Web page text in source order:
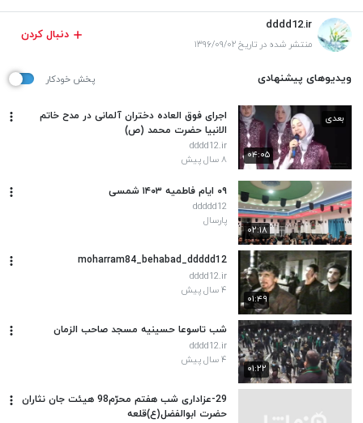
dddd12.ir
منتشر شده در تاریخ ۱۳۹۶/۰۹/۰۲
دنبال کردن
ویدیوهای پیشنهادی پخش خودکار
۰۴:۰۵
بعدی
اجرای فوق العاده دختران آلمانی در مدح خاتم
الانبیا حضرت محمد (ص)
dddd12.ir
۸ سال پیش
۰۲:۱۸
۰۹ ایام فاطمیه ۱۴۰۳ شمسی
ddddd12
پارسال
۰۱:۴۹
moharram84_behabad_ddddd12
dddd12.ir
۴ سال پیش
۰۱:۲۲
شب تاسوعا حسینیه مسجد صاحب الزمان
dddd12.ir
۴ سال پیش
29-عزاداری شب هفتم محرّم98 هیئت جان نثاران
حضرت ابوالفضل(ع)قلعه